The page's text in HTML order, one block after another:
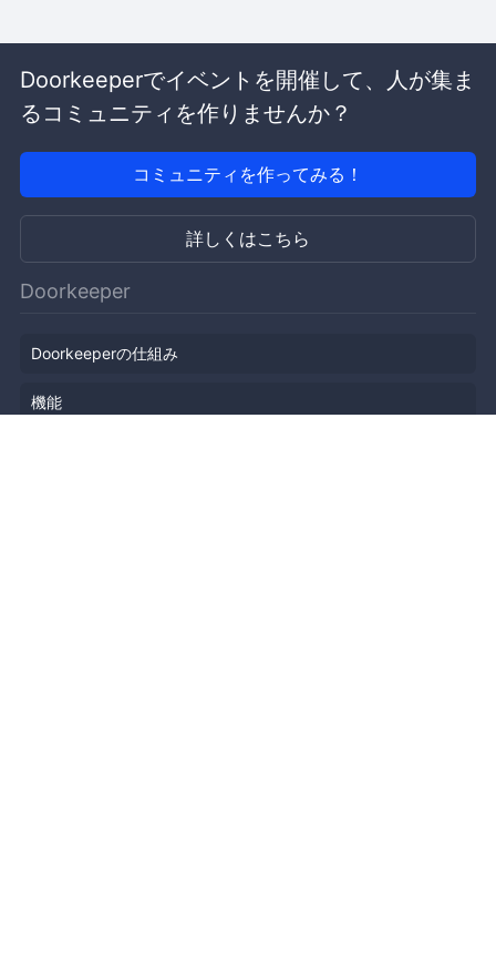
Doorkeeperでイベントを開催して、人が集ま
るコミュニティを作りませんか？
コミュニティを作ってみる！
詳しくはこちら
Doorkeeper
Doorkeeperの仕組み
機能